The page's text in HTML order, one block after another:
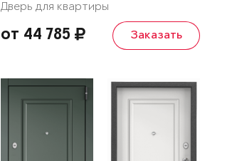
Дверь для квартиры
от 44 785 Заказать